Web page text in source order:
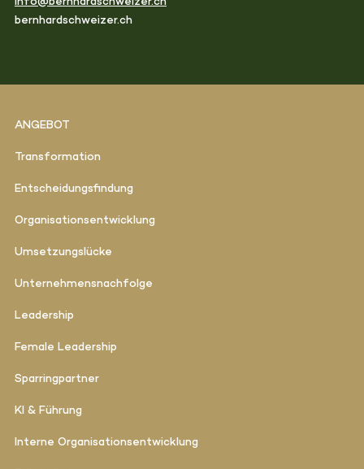
bernhardschweizer.ch
ANGEBOT
Transformation
Entscheidungsfindung
Organisationsentwicklung
Umsetzungslücke
Unternehmensnachfolge
Leadership
Female Leadership
Sparringpartner
KI & Führung
Interne Organisationsentwicklung